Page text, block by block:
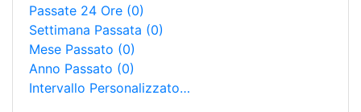
Passate 24 Ore (0)
Settimana Passata (0)
Mese Passato (0)
Anno Passato (0)
Intervallo Personalizzato…